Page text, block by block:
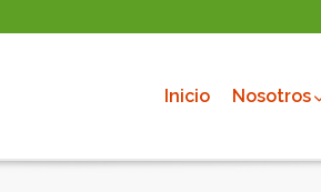
Inicio Nosotros